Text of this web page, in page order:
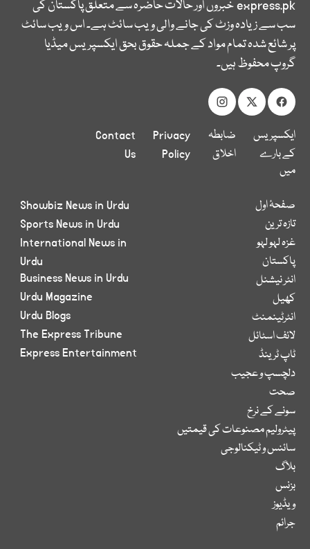
express.pkخبروں اور حالات حاضرہ سے متعلق پاکستان کی
سب سے زیادہ وزٹ کی جانے والی ویب سائٹ ہے۔ اس ویب سائٹ
پر شائع شدہ تمام مواد کے جملہ حقوق بحق ایکسپریس میڈیا
گروپ محفوظ ہیں۔
ایکسپریس
کے بارے
میں
ضابطہ
اخلاق
Privacy
Policy
Contact
Us
صفحۂ اول
تازہ ترین
غزہ لہو لہو
پاکستان
انٹر نیشنل
کھیل
انٹرٹینمنٹ
لائف اسٹائل
ٹاپ ٹرینڈ
دلچسپ و عجیب
صحت
سونے کے نرخ
پیٹرولیم مصنوعات کی قیمتیں
سائنس و ٹیکنالوجی
بلاگ
بزنس
ویڈیوز
جرائم
Showbiz News in Urdu
Sports News in Urdu
International News in
Urdu
Business News in Urdu
Urdu Magazine
Urdu Blogs
The Express Tribune
Express Entertainment